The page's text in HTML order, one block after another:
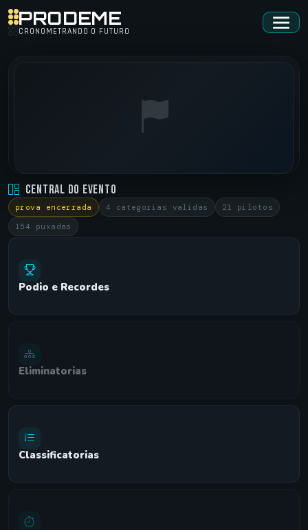
PRODEME
CRONOMETRANDO O FUTURO
RACING PARK CP • RACHAO CARROS
CAÇAPAVA DO SUL/RS • 23/02/2025
Central do Evento
prova encerrada 4 categorias validas
21 pilotos
154 puxadas
Podio e Recordes
Eliminatorias
Classificatorias